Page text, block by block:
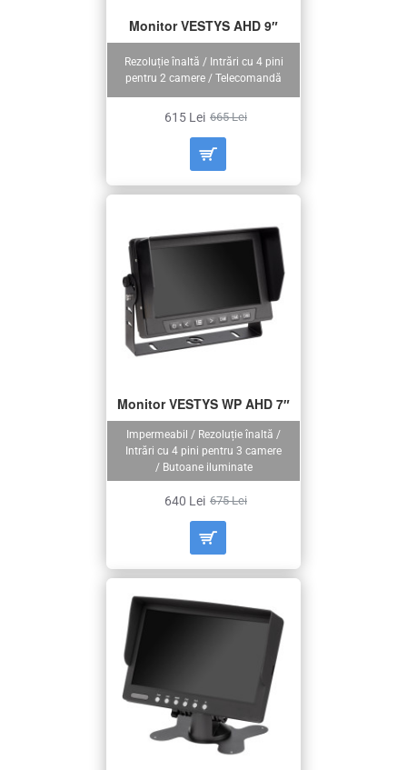
Rezoluție înaltă / Intrări cu 4 pini
pentru 2 camere / Telecomandă
Monitor VESTYS AHD 9″
615 Lei 665 Lei
Impermeabil / Rezoluție înaltă /
Intrări cu 4 pini pentru 3 camere
/ Butoane iluminate
Monitor VESTYS WP AHD 7″
640 Lei 675 Lei